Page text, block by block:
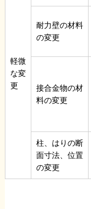
軽微
な変
更
耐力壁の材料
の変更
接合金物の材
料の変更
柱、はりの断
面寸法、位置
の変更